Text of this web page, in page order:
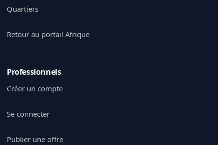
Quartiers
Retour au portail Afrique
Professionnels
Créer un compte
Se connecter
Publier une offre